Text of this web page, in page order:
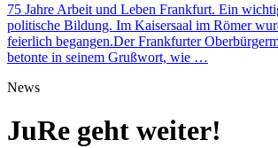
75 Jahre Arbeit und Leben Frankfurt. Ein
politische Bildung. Im Kaisersaal im Römer
feierlich begangen.Der Frankfurter
betonte in seinem Grußwort, wie …
News
JuRe geht weiter!